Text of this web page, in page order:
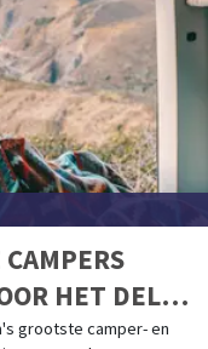
HET DELEN
grootste camper- en